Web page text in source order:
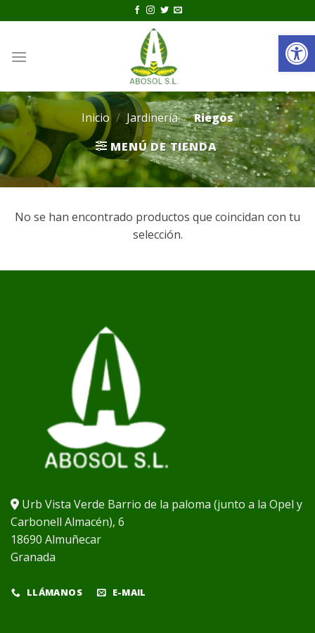
al
0
Inicio / Jardinería / Riegos
MENÚ DE TIENDA
No se han encontrado productos que coincidan con tu
selección.
Urb Vista Verde Barrio de la paloma (junto a la Opel y
Carbonell Almacén), 6
18690 Almuñecar
Granada
LLÁMANOS E-MAIL